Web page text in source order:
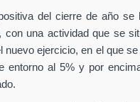
del cierre de año se
con una actividad que se
nuevo ejercicio, en el que
entorno al 5% y por